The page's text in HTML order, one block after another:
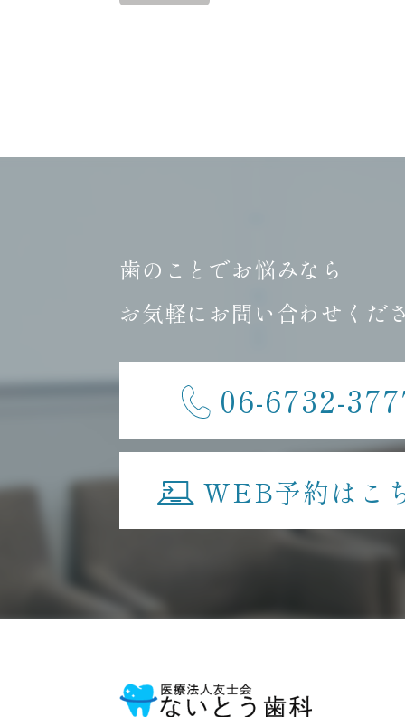
歯のことでお悩みなら
お気軽にお問い合わせくだ
06-6732-
WEB予約はこ